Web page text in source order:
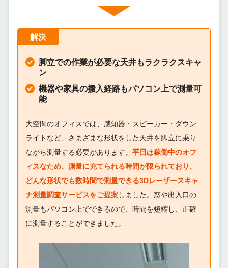
解決
脚立での作業が必要な天井もラクラクスキャ
ン
機器や家具の搬入経路もパソコン上で測量可
能
大空間のオフィスでは、感知器・スピーカー・ダウン
ライトなど、さまざまな形状をした天井を脚立に乗り
ながら測量する必要があります。 平日は稼働中のオフ
ィスなため、測量に充てられる時間が限られており、
どんな形状でも数時間で測量できる3Dレーザースキャ
ナ測量調査サービスをご提案しました。窓や出入口の
測量もパソコン上でできるので、時間を短縮し、正確
に測量することができました。